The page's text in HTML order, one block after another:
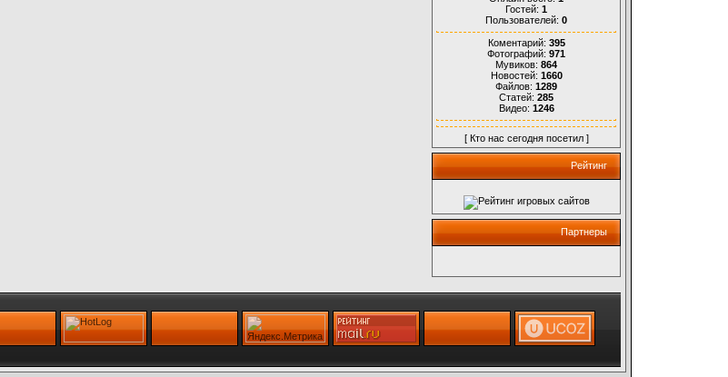
Гостей: 1
Пользователей: 0
Коментарий: 395
Фотографий: 971
Мувиков: 864
Новостей: 1660
Файлов: 1289
Статей: 285
Видео: 1246
[ Кто нас сегодня посетил]
Рейтинг
Партнеры